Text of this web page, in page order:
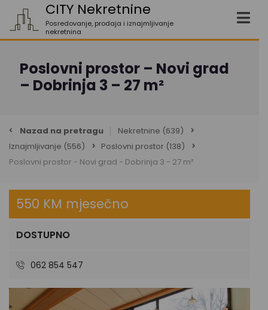
CITY Nekretnine
Posredovanje, prodaja i iznajmljivanje
nekretnina
Poslovni prostor – Novi grad
– Dobrinja 3 – 27 m²
Nazad na pretragu Nekretnine (639)
Iznajmljivanje (556) Poslovni prostor (138)
Poslovni prostor - Novi grad - Dobrinja 3 - 27 m²
550 KM mjesečno
DOSTUPNO
062 854 547